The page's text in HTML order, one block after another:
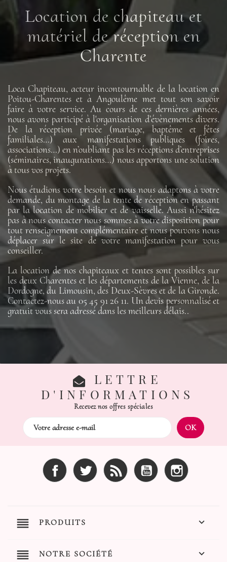
Location de chapiteau et
matériel de réception en
Charente
Loca Chapiteau, acteur incontournable de la location en
Poitou-Charentes et à Angoulême met tout son savoir
faire à votre service. Au cours de ces dernières années,
nous avons participé à l'organisation d’évènements divers.
De la réception privée (mariage, baptême et fêtes
familiales…) aux manifestations publiques (foires,
associations…) en n’oubliant pas les réceptions d’entreprises
(séminaires, inaugurations…) nous apportons une solution
à tous vos projets.
Nous étudions votre besoin et nous nous adaptons à votre
demande, du montage de la tente de réception en passant
par la location de mobilier et de vaisselle. Aussi n'hésitez
pas à nous contacter nous sommes à votre disposition pour
tout renseignement complémentaire et nous pouvons nous
déplacer sur le site de votre manifestation pour vous
conseiller.
La location de nos chapiteaux et tentes sont possibles sur
les deux Charentes et les départements de la Vienne, de la
Dordogne, du Limousin, des Deux-Sèvres et de la Gironde.
Contactez-nous au 05 45 91 26 11. Un devis personnalisé et
gratuit vous sera adressé dans les meilleurs délais..
LETTRE
D'INFORMATIONS
Recevez nos offres spéciales
Facebook Twitter Rss YouTube
reorder PRODUITS 
reorder NOTRE SOCIÉTÉ 